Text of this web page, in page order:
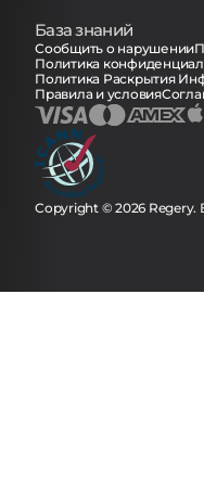
База знаний
Сообщить о нарушении
Политика
Политика Раскрытия
Правила и условия
Copyright © 2026